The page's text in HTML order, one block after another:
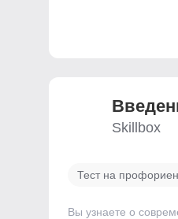
Skillbox
Тест на
Вы узнаете о